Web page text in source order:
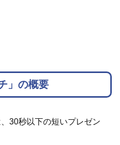
」の概要
、30秒以下の短いプレゼン